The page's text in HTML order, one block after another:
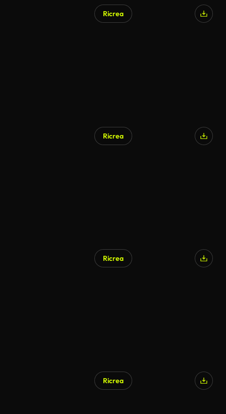
Ricrea
Ricrea
Ricrea
Ricrea